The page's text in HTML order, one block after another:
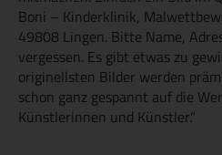
Boni – Kinderklinik,
49808 Lingen. Bitte Name,
vergessen. Es gibt etwas zu
originellsten Bilder werden
schon ganz gespannt auf die
Künstlerinnen und Künstler.“